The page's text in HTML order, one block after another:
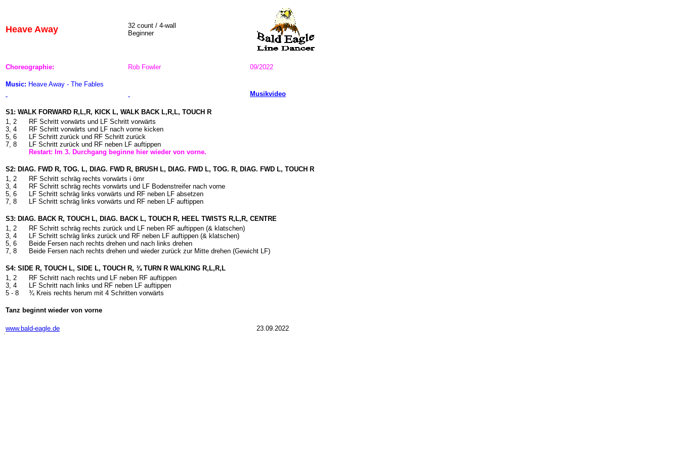
Heave Away
32 count / 4-wall
Beginner
Choreographie: Rob Fowler 09/2022
Music: Heave Away - The Fables
Musikvideo
S1: WALK FORWARD R,L,R, KICK L, WALK BACK L,R,L, TOUCH R
1, 2
3, 4
5, 6
7, 8
RF Schritt vorwärts und LF Schritt vorwärts
RF Schritt vorwärts und LF nach vorne kicken
LF Schritt zurück und RF Schritt zurück
LF Schritt zurück und RF neben LF auftippen
Restart: Im 3. Durchgang beginne hier wieder von vorne.
S2: DIAG. FWD R, TOG. L, DIAG. FWD R, BRUSH L, DIAG. FWD L, TOG. R, DIAG. FWD L, TOUCH R
1, 2
3, 4
5, 6
7, 8
RF Schritt schräg rechts vorwärts i ömr
RF Schritt schräg rechts vorwärts und LF Bodenstreifer nach vorne
LF Schritt schräg links vorwärts und RF neben LF absetzen
LF Schritt schräg links vorwärts und RF neben LF auftippen
S3: DIAG. BACK R, TOUCH L, DIAG. BACK L, TOUCH R, HEEL TWISTS R,L,R, CENTRE
1, 2
3, 4
5, 6
7, 8
RF Schritt schräg rechts zurück und LF neben RF auftippen (& klatschen)
LF Schritt schräg links zurück und RF neben LF auftippen (& klatschen)
Beide Fersen nach rechts drehen und nach links drehen
Beide Fersen nach rechts drehen und wieder zurück zur Mitte drehen (Gewicht LF)
S4: SIDE R, TOUCH L, SIDE L, TOUCH R, ¾ TURN R WALKING R,L,R,L
1, 2
3, 4
5 - 8
RF Schritt nach rechts und LF neben RF auftippen
LF Schritt nach links und RF neben LF auftippen
¾ Kreis rechts herum mit 4 Schritten vorwärts
Tanz beginnt wieder von vorne
www.bald-eagle.de 23.09.2022